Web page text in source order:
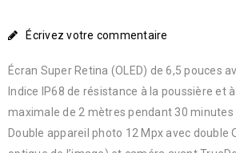
Écrivez votre commentaire
Écran Super Retina (OLED) de 6,5 pouces
Indice IP68 de résistance à la poussière et
maximale de 2 mètres pendant 30
Double appareil photo 12 Mpx avec double